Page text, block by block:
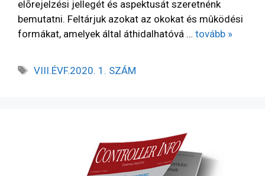
elõrejelzési jellegét és aspektusát szeretnénk
bemutatni. Feltárjuk azokat az okokat és mûködési
formákat, amelyek által áthidalhatóvá … tovább »
VIII.ÉVF.2020. 1. SZÁM